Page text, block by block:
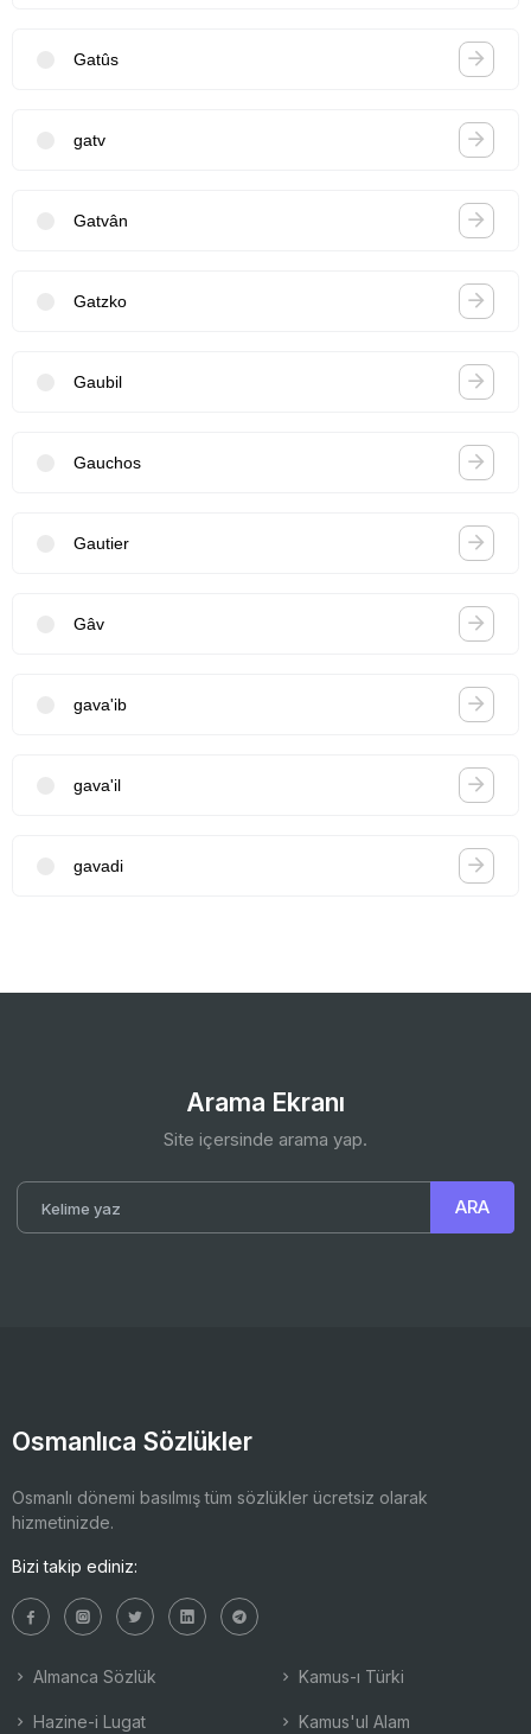
Gatûs
gatv
Gatvân
Gatzko
Gaubil
Gauchos
Gautier
Gâv
gava'ib
gava'il
gavadi
Arama Ekranı
Site içersinde arama yap.
Osmanlıca Sözlükler
Osmanlı dönemi basılmış tüm sözlükler ücretsiz olarak
hizmetinizde.
Bizi takip ediniz:
Almanca Sözlük
Hazine-i Lugat
Kamus-ı Türki
Kamus'ul Alam